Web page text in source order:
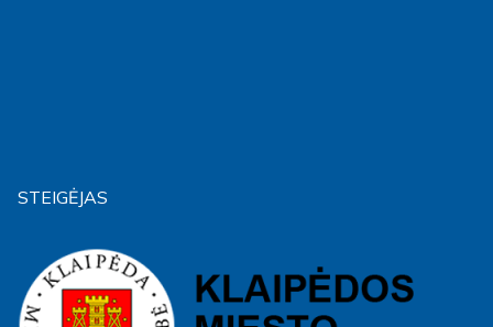
STEIGĖJAS